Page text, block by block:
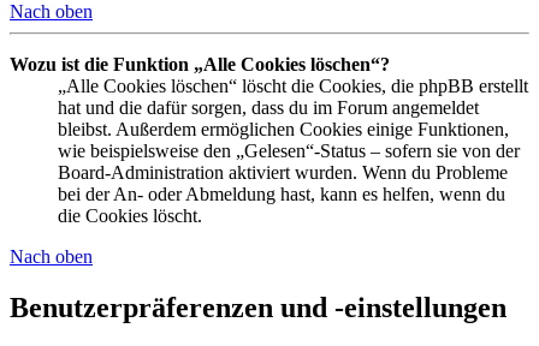
Nach oben
Wozu ist die Funktion „Alle Cookies löschen“?
„Alle Cookies löschen“ löscht die Cookies, die phpBB erstellt
hat und die dafür sorgen, dass du im Forum angemeldet
bleibst. Außerdem ermöglichen Cookies einige Funktionen,
wie beispielsweise den „Gelesen“-Status – sofern sie von der
Board-Administration aktiviert wurden. Wenn du Probleme
bei der An- oder Abmeldung hast, kann es helfen, wenn du
die Cookies löscht.
Nach oben
Benutzerpräferenzen und -einstellungen